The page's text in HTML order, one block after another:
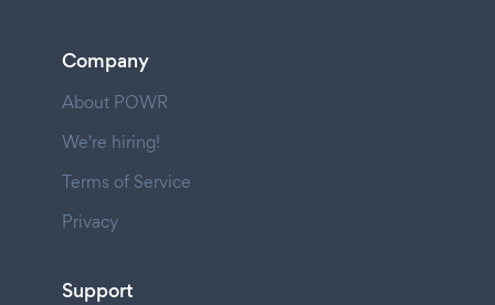
Company
About POWR
We're hiring!
Terms of Service
Privacy
Support